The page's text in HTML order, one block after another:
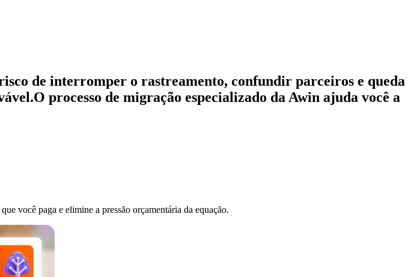
de interromper o rastreamento, confundir parceiros e queda
processo de migração especializado da Awin ajuda você a
você paga e elimine a pressão orçamentária da equação.